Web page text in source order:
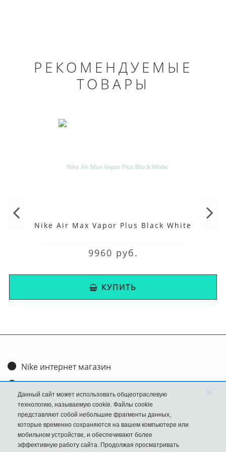
РЕКОМЕНДУЕМЫЕ
ТОВАРЫ
Nike Air Max Vapor Plus Black White
9960 руб.
КУПИТЬ
Nike интернет магазин
Доставка и оплата
Обмен и возврат
Размеры
FAQ
Данный сайт может использовать общеотраслевую
технологию, называемую cookie. Файлы cookie
представляют собой небольшие фрагменты данных,
которые временно сохраняются на вашем компьютере или
мобильном устройстве, и обеспечивают более
эффективную работу сайта. Продолжая просматривать
×